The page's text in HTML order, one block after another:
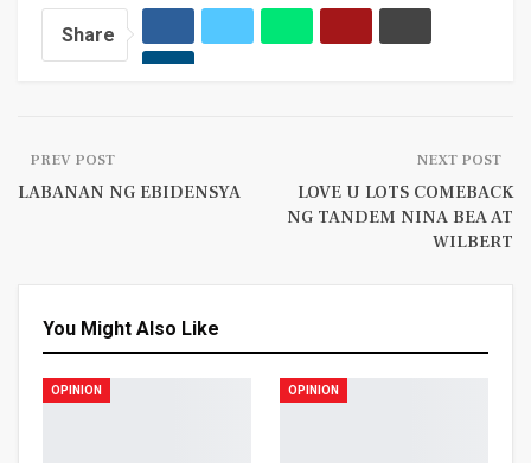
Share
PREV POST
LABANAN NG EBIDENSYA
NEXT POST
LOVE U LOTS COMEBACK
NG TANDEM NINA BEA AT
WILBERT
You Might Also Like
OPINION OPINION